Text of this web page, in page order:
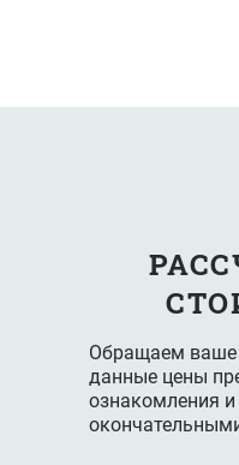
Обращаем ваше
данные цены
ознакомления